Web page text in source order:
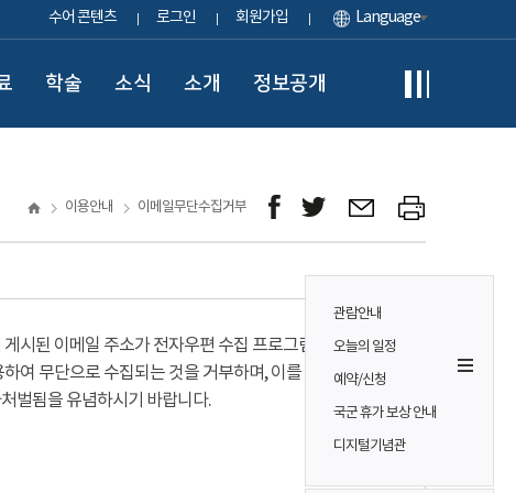
수어 콘텐츠 로그인 회원가입 Language
학술 소식 소개 정보공개
관람안내
오늘의 일정
예약/신청
국군 휴가 보상 안내
디지털기념관
이용안내 이메일무단수집거부
시된 이메일 주소가 전자우편 수집 프로그램이나
여 무단으로 수집되는 것을 거부하며, 이를 위반시
벌됨을 유념하시기 바랍니다.